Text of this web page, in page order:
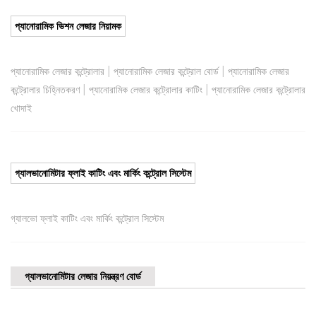
প্যানোরামিক ভিশন লেজার নিয়ামক
প্যানোরামিক লেজার কন্ট্রোলার প্যানোরামিক লেজার কন্ট্রোল বোর্ড| প্যানোরামিক লেজার
কন্ট্রোলার চিহ্নিতকরণ| প্যানোরামিক লেজার কন্ট্রোলার কাটিং
প্যানোরামিক লেজার কন্ট্রোলার
খোদাই
গ্যালভানোমিটার ফ্লাই কাটিং এবং মার্কিং কন্ট্রোল সিস্টেম
গ্যালভো ফ্লাই কাটিং এবং মার্কিং কন্ট্রোল সিস্টেম
গ্যালভানোমিটার লেজার নিয়ন্ত্রণ বোর্ড